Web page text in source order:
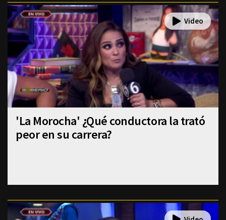
'La Morocha' ¿Qué conductora la trató
peor en su carrera?